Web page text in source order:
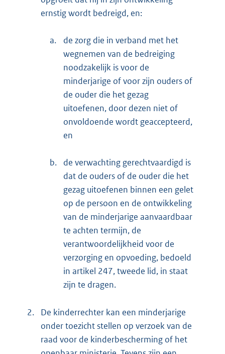
ernstig wordt bedreigd, en:
a.
de zorg die in verband met het
wegnemen van de bedreiging
noodzakelijk is voor de
minderjarige of voor zijn ouders of
de ouder die het gezag
uitoefenen, door dezen niet of
onvoldoende wordt geaccepteerd,
en
b.
de verwachting gerechtvaardigd is
dat de ouders of de ouder die het
gezag uitoefenen binnen een gelet
op de persoon en de ontwikkeling
van de minderjarige aanvaardbaar
te achten termijn, de
verantwoordelijkheid voor de
verzorging en opvoeding, bedoeld
in artikel 247, tweede lid, in staat
zijn te dragen.
2.
De kinderrechter kan een minderjarige
onder toezicht stellen op verzoek van de
raad voor de kinderbescherming of het